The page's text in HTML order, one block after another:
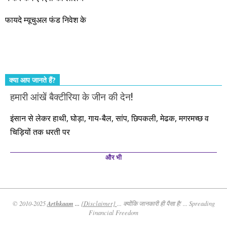
कर्महीन नर पावत नाहीं। आपके हिस्से का कुछ कर्म हम कर दे रहे हैं। बाकी
फायदे म्यूचुअल फंड निवेश के
क्या आप जानते हैं?
हमारी आंखें बैक्टीरिया के जीन की देन!
इंसान से लेकर हाथी, घोड़ा, गाय-बैल, सांप, छिपकली, मेढक, मगरमच्छ व
चिड़ियों तक धरती पर
और भी
© 2010-2025Arthkaam ... {Disclaimer}... क्योंकि जानकारी ही पैसा है! ... Spreading
Financial Freedom